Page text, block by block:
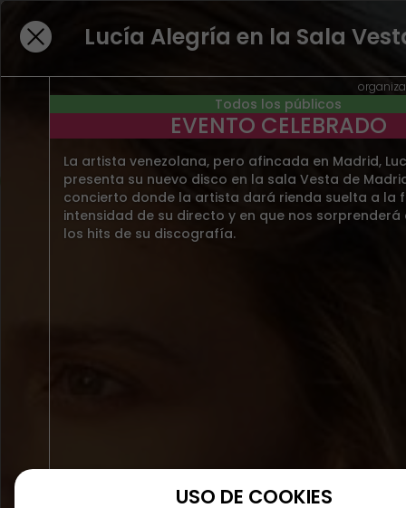
Lucía Alegría en la Sala
Todos los públicos
EVENTO CELEBRADO
La artista venezolana, pero afincada en Madrid,
presenta su nuevo disco en la sala Vesta de
concierto donde la artista dará rienda suelta a la
intensidad de su directo y en que nos
los hits de su discografía.
USO DE COOKIES
HEMOS ENCONTRADO ESTOS
RESULTADOS PARA "LUCIA" EN
EVENTOS PRESENCIALES
BUSCAR EN EVENTOS EN STREAMING
Viernes04SEP.2026
Iznájar> Centro de ocio Alúa
Viernes 23OCT.